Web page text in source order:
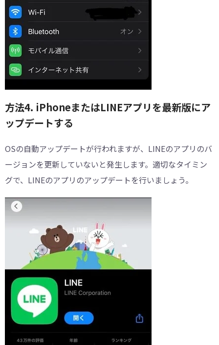
方法4. iPhoneまたはLINEアプリを最新版にア
ップデートする
OSの自動アップデートが行われますが、LINEのアプリのバ
ージョンを更新していないと発生します。適切なタイミン
グで、LINEのアプリのアップデートを行いましょう。